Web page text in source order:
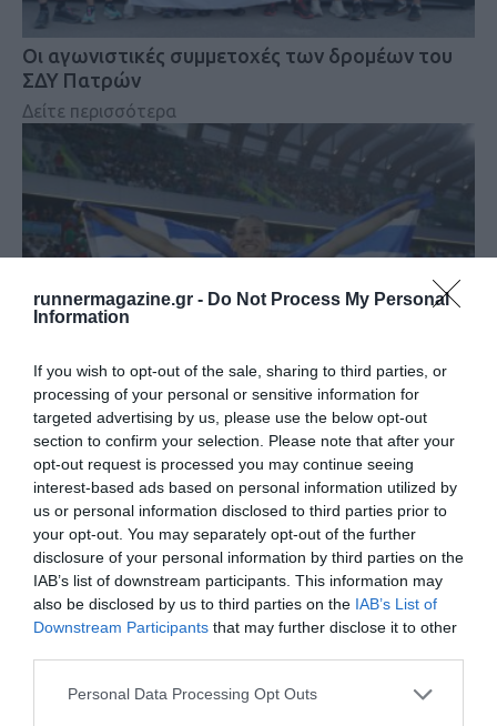
runnermagazine.gr - Do Not Process My Personal
Information
If you wish to opt-out of the sale, sharing to third parties, or
processing of your personal or sensitive information for
targeted advertising by us, please use the below opt-out
section to confirm your selection. Please note that after your
opt-out request is processed you may continue seeing
interest-based ads based on personal information utilized by
us or personal information disclosed to third parties prior to
your opt-out. You may separately opt-out of the further
disclosure of your personal information by third parties on the
IAB’s list of downstream participants. This information may
also be disclosed by us to third parties on the IAB’s List of
Downstream Participants that may further disclose it to other
Personal Data Processing Opt Outs
Οι αγωνιστικές συμμετοχές των δρομέων του
ΣΔΥ Πατρών
Δείτε περισσότερα
Παγκόσμιο Κ20: Το πρώτο μετάλλιο για την
Ελλάδα με την …
Το πρώτο!